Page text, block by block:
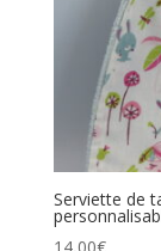
Serviette de